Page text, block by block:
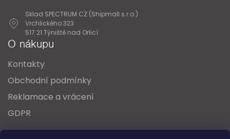
Sklad SPECTRUM CZ (Shipmall s.r.o.)
Vrchlického 323
517 21 Týniště nad Orlicí
O nákupu
Kontakty
Obchodní podmínky
Reklamace a vrácení
GDPR